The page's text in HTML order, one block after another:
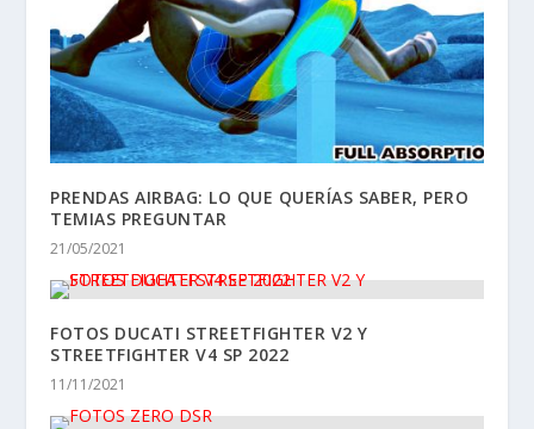
PRENDAS AIRBAG: LO QUE QUERÍAS SABER, PERO
TEMIAS PREGUNTAR
21/05/2021
FOTOS DUCATI STREETFIGHTER V2 Y
STREETFIGHTER V4 SP 2022
11/11/2021